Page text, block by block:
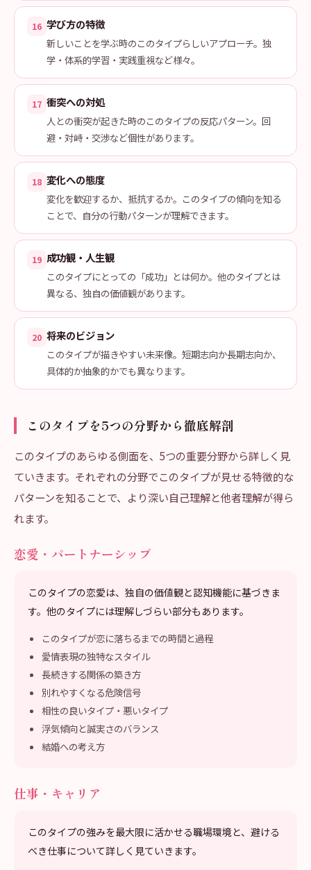
16 学び方の特徴
新しいことを学ぶ時のこのタイプらしいアプローチ。独
学・体系的学習・実践重視など様々。
17 衝突への対処
人との衝突が起きた時のこのタイプの反応パターン。回
避・対峙・交渉など個性があります。
18 変化への態度
変化を歓迎するか、抵抗するか。このタイプの傾向を知る
ことで、自分の行動パターンが理解できます。
19 成功観・人生観
このタイプにとっての「成功」とは何か。他のタイプとは
異なる、独自の価値観があります。
20 将来のビジョン
このタイプが描きやすい未来像。短期志向か長期志向か、
具体的か抽象的かでも異なります。
このタイプを5つの分野から徹底解剖
このタイプのあらゆる側面を、5つの重要分野から詳しく見
ていきます。それぞれの分野でこのタイプが見せる特徴的な
パターンを知ることで、より深い自己理解と他者理解が得ら
れます。
恋愛・パートナーシップ
このタイプの恋愛は、独自の価値観と認知機能に基づきま
す。他のタイプには理解しづらい部分もあります。
このタイプが恋に落ちるまでの時間と過程
愛情表現の独特なスタイル
長続きする関係の築き方
別れやすくなる危険信号
相性の良いタイプ・悪いタイプ
浮気傾向と誠実さのバランス
結婚への考え方
仕事・キャリア
このタイプの強みを最大限に活かせる職場環境と、避ける
べき仕事について詳しく見ていきます。